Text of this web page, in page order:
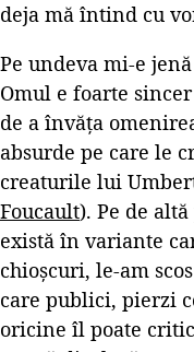
deja mă întind cu
Pe undeva mi-e
Omul e foarte
de a învăța
absurde pe care le
creaturile lui
Foucault). Pe de
există în variante
chioșcuri, le-am
care publici, pierzi
oricine îl poate